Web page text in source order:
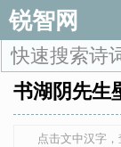
锐智网
书湖阴先生
点击文中汉字